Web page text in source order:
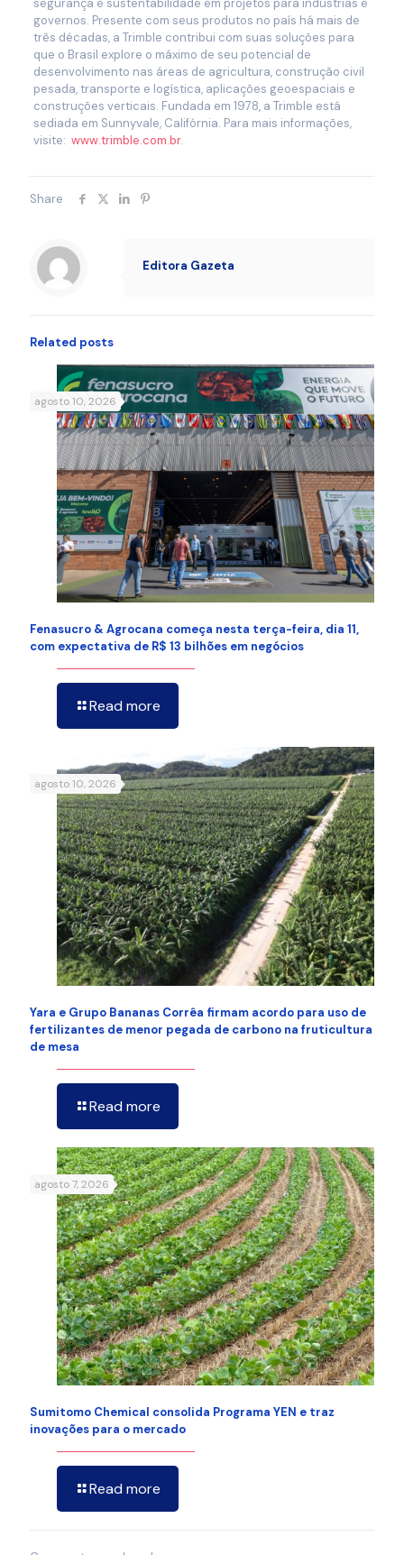
segurança e sustentabilidade em projetos para indústrias e
governos. Presente com seus produtos no país há mais de
três décadas, a Trimble contribui com suas soluções para
que o Brasil explore o máximo de seu potencial de
desenvolvimento nas áreas de agricultura, construção civil
pesada, transporte e logística, aplicações geoespaciais e
construções verticais. Fundada em 1978, a Trimble está
sediada em Sunnyvale, Califórnia. Para mais informações,
visite: www.trimble.com.br.
Share
Editora Gazeta
Related posts
agosto 10, 2026
Fenasucro & Agrocana começa nesta terça-feira, dia 11,
com expectativa de R$ 13 bilhões em negócios
Read more
agosto 10, 2026
Yara e Grupo Bananas Corrêa firmam acordo para uso de
fertilizantes de menor pegada de carbono na fruticultura
de mesa
Read more
agosto 7, 2026
Sumitomo Chemical consolida Programa YEN e traz
inovações para o mercado
Read more